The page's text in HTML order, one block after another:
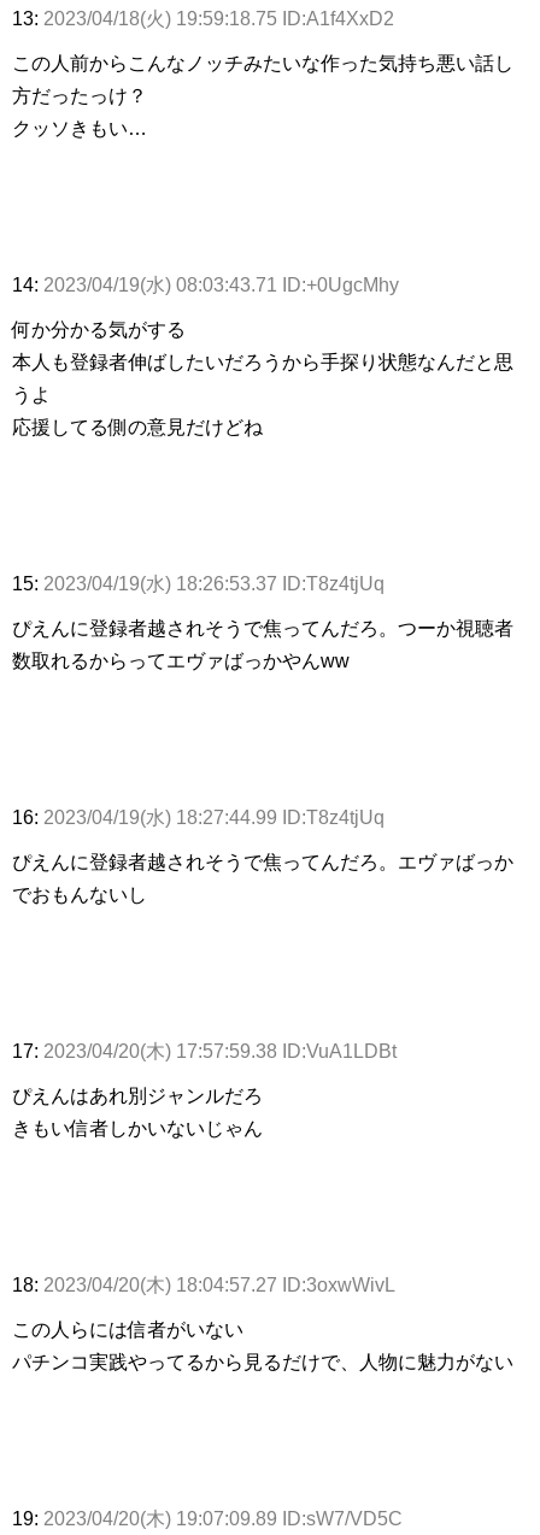
13: 2023/04/18(火) 19:59:18.75 ID:A1f4XxD2
この人前からこんなノッチみたいな作った気持ち悪い話し
方だったっけ？
クッソきもい…
14: 2023/04/19(水) 08:03:43.71 ID:+0UgcMhy
何か分かる気がする
本人も登録者伸ばしたいだろうから手探り状態なんだと思
うよ
応援してる側の意見だけどね
15: 2023/04/19(水) 18:26:53.37 ID:T8z4tjUq
ぴえんに登録者越されそうで焦ってんだろ。つーか視聴者
数取れるからってエヴァばっかやんww
16: 2023/04/19(水) 18:27:44.99 ID:T8z4tjUq
ぴえんに登録者越されそうで焦ってんだろ。エヴァばっか
でおもんないし
17: 2023/04/20(木) 17:57:59.38 ID:VuA1LDBt
ぴえんはあれ別ジャンルだろ
きもい信者しかいないじゃん
18: 2023/04/20(木) 18:04:57.27 ID:3oxwWivL
この人らには信者がいない
パチンコ実践やってるから見るだけで、人物に魅力がない
19: 2023/04/20(木) 19:07:09.89 ID:sW7/VD5C